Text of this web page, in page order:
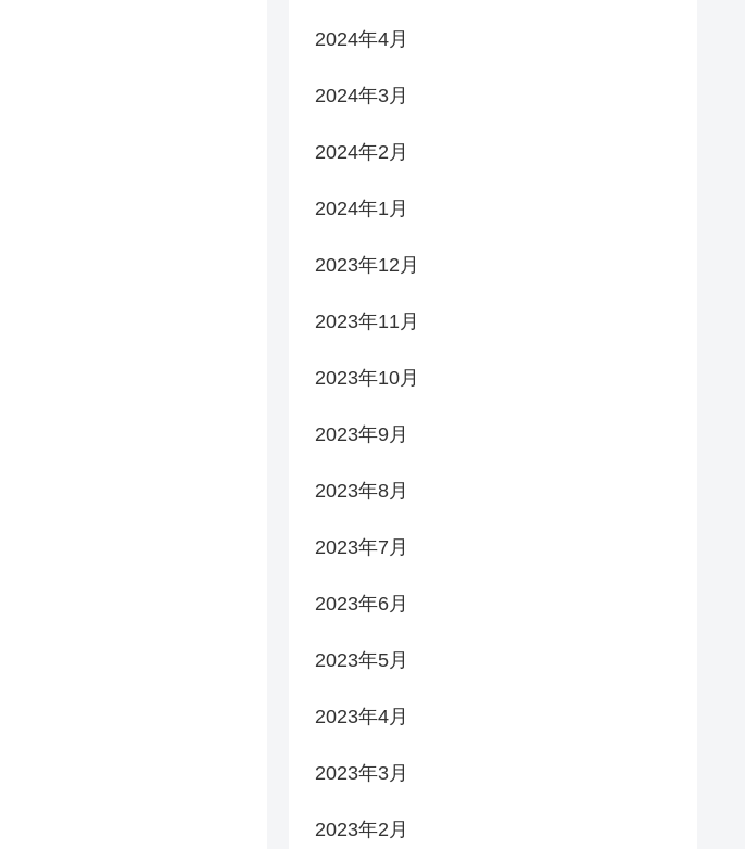
2024年4月
2024年3月
2024年2月
2024年1月
2023年12月
2023年11月
2023年10月
2023年9月
2023年8月
2023年7月
2023年6月
2023年5月
2023年4月
2023年3月
2023年2月